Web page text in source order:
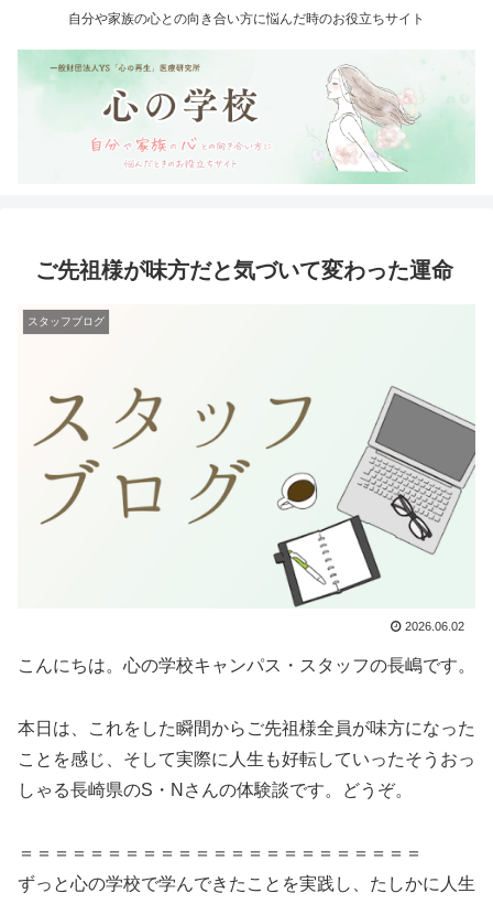
自分や家族の心との向き合い方に悩んだ時のお役立ちサイト
ご先祖様が味方だと気づいて変わった運命
スタッフブログ
2026.06.02
こんにちは。心の学校キャンパス・スタッフの長嶋です。
本日は、これをした瞬間からご先祖様全員が味方になった
ことを感じ、そして実際に人生も好転していったそうおっ
しゃる長崎県のS・Nさんの体験談です。どうぞ。
＝＝＝＝＝＝＝＝＝＝＝＝＝＝＝＝＝＝＝＝＝＝＝
ずっと心の学校で学んできたことを実践し、たしかに人生